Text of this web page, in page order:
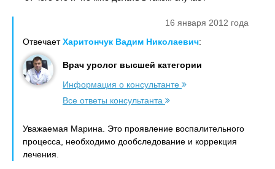
16 января 2012 года
ОтвечаетХаритончук Вадим Николаевич:
Врач уролог высшей категории
Информация о консультанте
Все ответы консультанта
Уважаемая Марина. Это проявление воспалительного
процесса, необходимо дообследование и коррекция
лечения.